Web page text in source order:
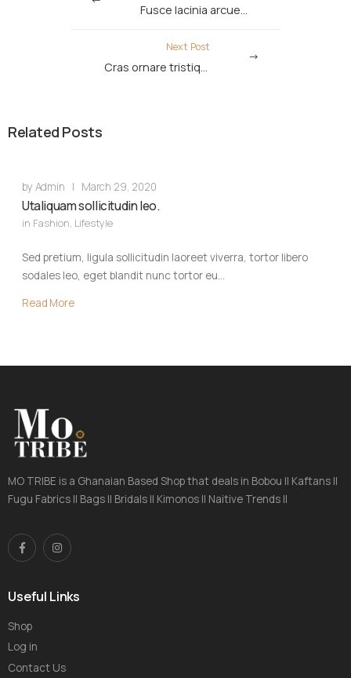
Fusce lacinia arcuet nulla.
Next Post
Related Posts
by Admin | March 29, 2020
Utaliquam sollicitudin leo.
in Fashion, Lifestyle
Sed pretium, ligula sollicitudin laoreet viverra, tortor libero
sodales leo, eget blandit nunc tortor eu…
Read More
MO TRIBE is a Ghanaian Based Shop that deals in Bobou || Kaftans ||
Fugu Fabrics || Bags || Bridals || Kimonos || Naitive Trends ||
Useful Links
Shop
Log in
Contact Us